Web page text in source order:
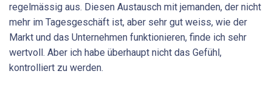
regelmässig aus. Diesen Austausch mit jemanden, der nicht
mehr im Tagesgeschäft ist, aber sehr gut weiss, wie der
Markt und das Unternehmen funktionieren, finde ich sehr
wertvoll. Aber ich habe überhaupt nicht das Gefühl,
kontrolliert zu werden.